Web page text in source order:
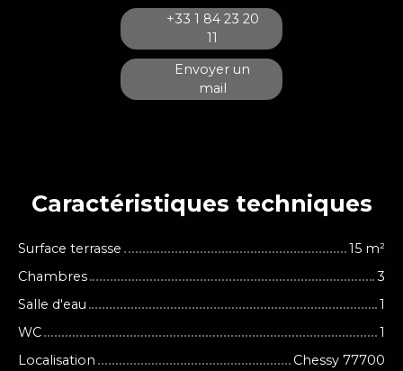
+33 1 84 23 20
11
Envoyer un
mail
Caractéristiques techniques
Surface terrasse 15 m²
Chambres
3
Salle d'eau
1
WC
1
Localisation
Chessy 77700